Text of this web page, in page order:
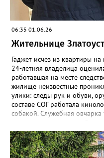
06:35 01.06.26
Жительнице
Гаджет исчез из квартиры
24-летняя владелица
работавшая на месте
жилище неизвестные
улики: следы рук и обуви,
составе СОГ работала
собакой. Служебная
определили круг
розыску», - сообщили в
оперативники задержали